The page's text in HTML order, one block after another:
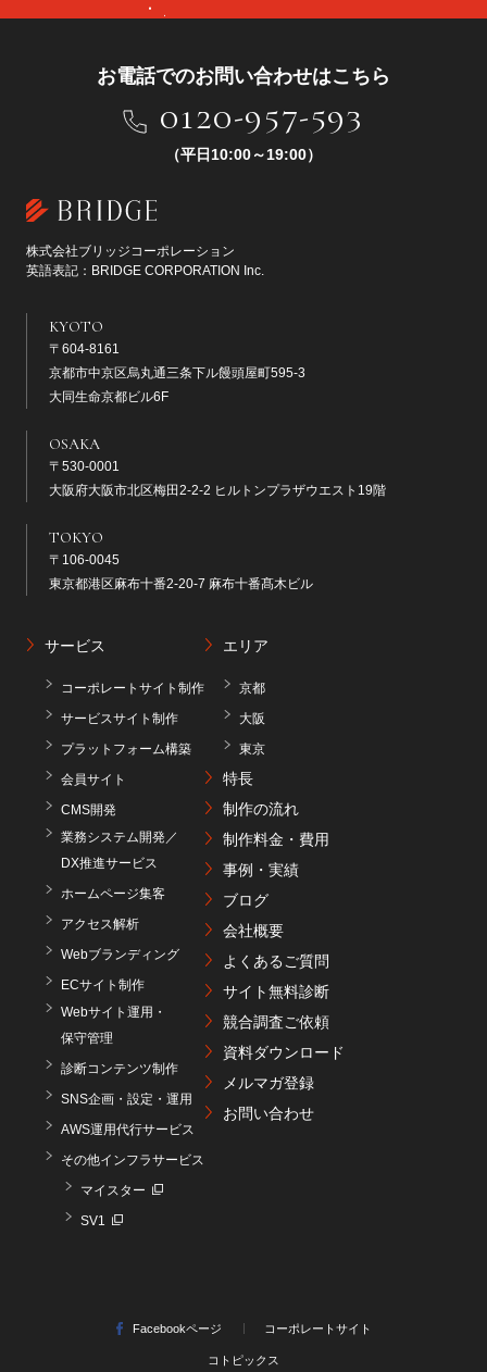
お電話でのお問い合わせはこちら
0120-957-593
（平日10:00～19:00）
株式会社ブリッジコーポレーション
英語表記：BRIDGE CORPORATION Inc.
KYOTO
〒604-8161
京都市中京区烏丸通三条下ル饅頭屋町595-3
大同生命京都ビル6F
OSAKA
〒530-0001
大阪府大阪市北区梅田2-2-2 ヒルトンプラザウエスト19階
TOKYO
〒106-0045
東京都港区麻布十番2-20-7 麻布十番髙木ビル
サービス
コーポレートサイト制作
サービスサイト制作
プラットフォーム構築
会員サイト
CMS開発
業務システム開発／
DX推進サービス
ホームページ集客
アクセス解析
Webブランディング
ECサイト制作
Webサイト運用・
保守管理
診断コンテンツ制作
SNS企画・設定・運用
AWS運用代行サービス
その他インフラサービス
マイスター
SV1
エリア
京都
大阪
東京
特長
制作の流れ
制作料金・費用
事例・実績
ブログ
会社概要
よくあるご質問
サイト無料診断
競合調査ご依頼
資料ダウンロード
メルマガ登録
お問い合わせ
Facebookページ コーポレートサイト
コトピックス